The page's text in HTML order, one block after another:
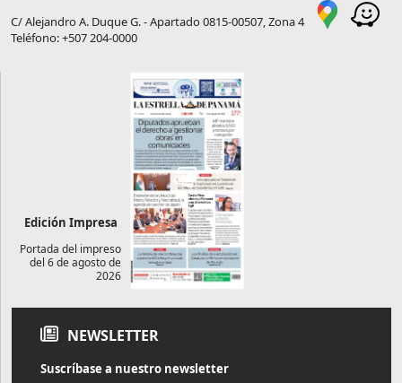
C/ Alejandro A. Duque G. - Apartado 0815-00507, Zona 4
Teléfono: +507 204-0000
Edición Impresa
Portada del impreso
del 6 de agosto de
2026
NEWSLETTER
Suscríbase a nuestro newsletter